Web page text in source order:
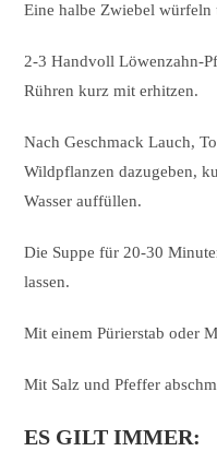
Eine halbe Zwiebel
2-3 Handvoll Löwenzahn-
Rühren kurz mit erhitzen.
Nach Geschmack Lauch,
Wildpflanzen dazugeben,
Wasser auffüllen.
Die Suppe für 20-30
lassen.
Mit einem Pürierstab oder
Mit Salz und Pfeffer
ES GILT IMMER: